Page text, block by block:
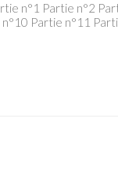
n°1 Partie n°2
Partie n°11